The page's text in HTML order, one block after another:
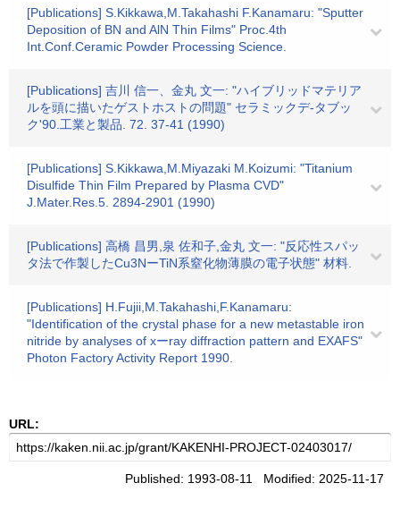
[Publications] S.Kikkawa,M.Takahashi F.Kanamaru: "Sputter
Deposition of BN and AlN Thin Films" Proc.4th
Int.Conf.Ceramic Powder Processing Science.
[Publications] 吉川 信一、金丸 文一: "ハイブリッドマテリア
ルを頭に描いたゲストホストの問題" セラミックデ-タブッ
ク'90.工業と製品. 72. 37-41 (1990)
[Publications] S.Kikkawa,M.Miyazaki M.Koizumi: "Titanium
Disulfide Thin Film Prepared by Plasma CVD"
J.Mater.Res.5. 2894-2901 (1990)
[Publications] 高橋 昌男,泉 佐和子,金丸 文一: "反応性スパッ
タ法で作製したCu3NーTiN系窒化物薄膜の電子状態" 材料.
[Publications] H.Fujii,M.Takahashi,F.Kanamaru:
"Identification of the crystal phase for a new metastable iron
nitride by analyses of xーray diffraction pattern and EXAFS"
Photon Factory Activity Report 1990.
URL:
Published: 1993-08-11 Modified: 2025-11-17